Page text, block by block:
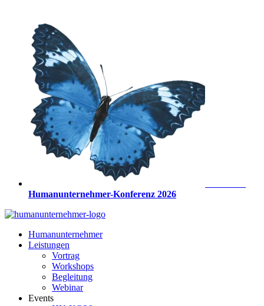
springen
Humanunternehmer-Konferenz 2026
Humanunternehmer
Leistungen
Vortrag
Workshops
Begleitung
Webinar
Events